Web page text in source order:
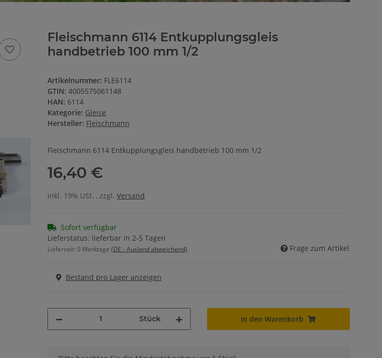
Fleischmann 6114 Entkupplungsgleis
handbetrieb 100 mm 1/2
Artikelnummer: FLE6114
GTIN: 4005575061148
HAN: 6114
Kategorie: Gleise
Hersteller: Fleischmann
Fleischmann 6114 Entkupplungsgleis handbetrieb 100 mm 1/2
16,40 €
inkl. 19% USt. , zzgl. Versand
Sofort verfügbar
Lieferstatus: lieferbar in 2-5 Tagen
Lieferzeit: 0 Werktage (DE - Ausland abweichend) Frage zum Artikel
Bestand pro Lager anzeigen
Stück In den Warenkorb